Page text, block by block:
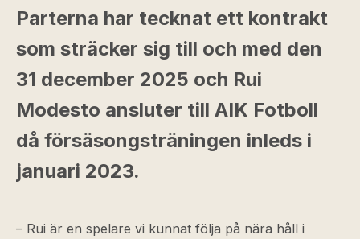
Parterna har tecknat ett kontrakt
som sträcker sig till och med den
31 december 2025 och Rui
Modesto ansluter till AIK Fotboll
då försäsongsträningen inleds i
januari 2023.
– Rui är en spelare vi kunnat följa på nära håll i